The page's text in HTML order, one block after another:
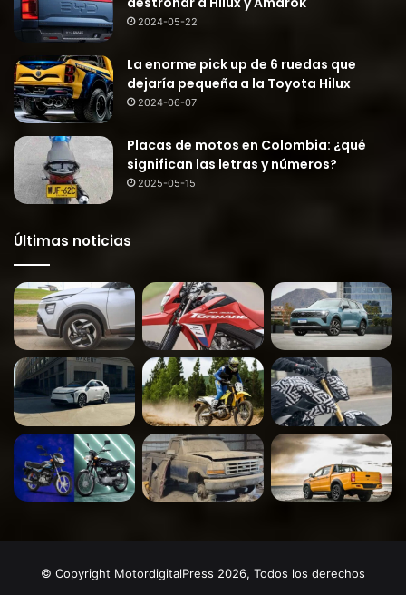
2024-05-22
La enorme pick up de 6 ruedas que
dejaría pequeña a la Toyota Hilux
2024-06-07
Placas de motos en Colombia: ¿qué
significan las letras y números?
2025-05-15
Últimas noticias
© Copyright MotordigitalPress 2026, Todos los derechos